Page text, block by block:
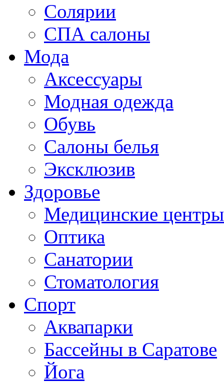
Солярии
СПА салоны
Мода
Аксессуары
Модная одежда
Обувь
Салоны белья
Эксклюзив
Здоровье
Медицинские центры
Оптика
Санатории
Стоматология
Спорт
Аквапарки
Бассейны в Саратове
Йога